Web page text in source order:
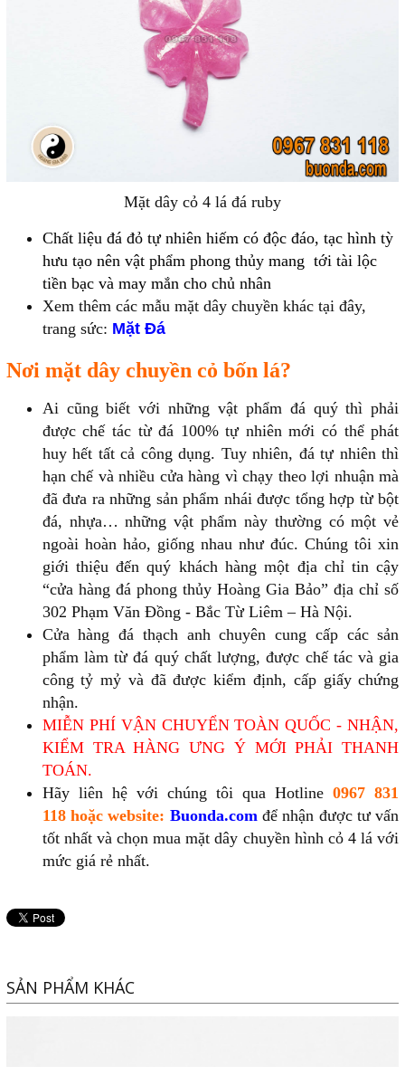
Mặt dây cỏ 4 lá đá ruby
Chất liệu đá đỏ tự nhiên hiếm có độc đáo, tạc hình tỳ
hưu tạo nên vật phẩm phong thủy mang tới tài lộc
tiền bạc và may mắn cho chủ nhân
Xem thêm các mẫu mặt dây chuyền khác tại đây,
trang sức: Mặt Đá
Nơi mặt dây chuyền cỏ bốn lá?
Ai cũng biết với những vật phẩm đá quý thì phải
được chế tác từ đá 100% tự nhiên mới có thể phát
huy hết tất cả công dụng. Tuy nhiên, đá tự nhiên thì
hạn chế và nhiều cửa hàng vì chạy theo lợi nhuận mà
đã đưa ra những sản phẩm nhái được tổng hợp từ bột
đá, nhựa… những vật phẩm này thường có một vẻ
ngoài hoàn hảo, giống nhau như đúc. Chúng tôi xin
giới thiệu đến quý khách hàng một địa chỉ tin cậy
“cửa hàng đá phong thủy Hoàng Gia Bảo” địa chỉ số
302 Phạm Văn Đồng - Bắc Từ Liêm – Hà Nội.
Cửa hàng đá thạch anh chuyên cung cấp các sản
phẩm làm từ đá quý chất lượng, được chế tác và gia
công tỷ mỷ và đã được kiểm định, cấp giấy chứng
nhận.
MIỄN PHÍ VẬN CHUYỂN TOÀN QUỐC - NHẬN,
KIỂM TRA HÀNG ƯNG Ý MỚI PHẢI THANH
TOÁN.
Hãy liên hệ với chúng tôi qua Hotline0967 831
118 hoặc website: Buonda.com để nhận được tư vấn
tốt nhất và chọn mua mặt dây chuyền hình cỏ 4 lá với
mức giá rẻ nhất.
SẢN PHẨM KHÁC